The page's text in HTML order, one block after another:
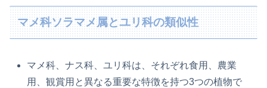
マメ科ソラマメ属とユリ科の類似性
マメ科、ナス科、ユリ科は、それぞれ食用、農業
用、観賞用と異なる重要な特徴を持つ3つの植物で